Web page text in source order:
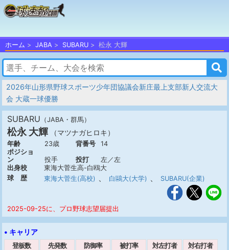
ホーム JABA SUBARU 松永 大輝
2026年山形県野球スポーツ少年団協議会新庄最上支部新人交流大
会 大蔵一球優勝
SUBARU （JABA・群馬）
松永 大輝 （マツナガヒロキ）
年齢 23歳 背番号
14
ポジショ
ン
投手 投打
左／左
出身校
東海大菅生高-白鴎大
球 歴
東海大菅生(高校) 、 白鷗大(大学) 、 SUBARU(企業)
2025-09-25に、プロ野球志望届提出
• キャリア
登板数 先発数 防御率 被打率 対左打者 対右打者